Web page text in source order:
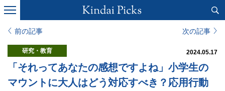
前の記事 次の記事
研究・教育 2024.05.17
「それってあなたの感想ですよね」小学生の
マウントに大人はどう対応すべき？応用行動